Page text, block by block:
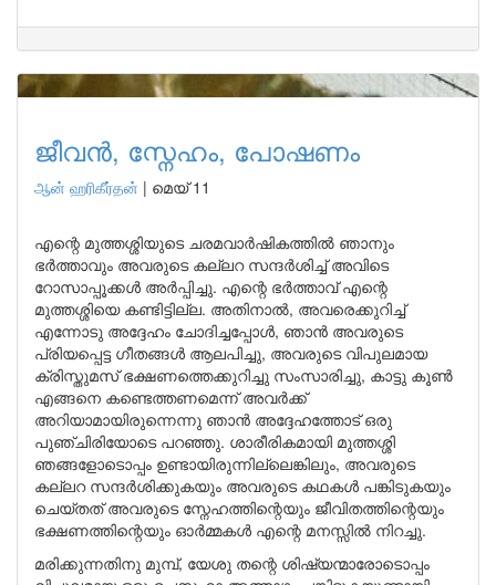
ജീവൻ, സ്നേഹം, പോഷണം
ஆன் ஹரிகீர்தன் | മെയ് 11
എന്റെ മുത്തശ്ശിയുടെ ചരമവാർഷികത്തിൽ ഞാനും
ഭർത്താവും അവരുടെ കല്ലറ സന്ദർശിച്ച് അവിടെ
റോസാപ്പൂക്കൾ അർപ്പിച്ചു. എന്റെ ഭർത്താവ് എന്റെ
മുത്തശ്ശിയെ കണ്ടിട്ടില്ല. അതിനാൽ, അവരെക്കുറിച്ച്
എന്നോടു അദ്ദേഹം ചോദിച്ചപ്പോൾ, ഞാൻ അവരുടെ
പ്രിയപ്പെട്ട ഗീതങ്ങൾ ആലപിച്ചു, അവരുടെ വിപുലമായ
ക്രിസ്തുമസ് ഭക്ഷണത്തെക്കുറിച്ചു സംസാരിച്ചു, കാട്ടു കൂൺ
എങ്ങനെ കണ്ടെത്തണമെന്ന് അവർക്ക്
അറിയാമായിരുന്നെന്നു ഞാൻ അദ്ദേഹത്തോട് ഒരു
പുഞ്ചിരിയോടെ പറഞ്ഞു. ശാരീരികമായി മുത്തശ്ശി
ഞങ്ങളോടൊപ്പം ഉണ്ടായിരുന്നില്ലെങ്കിലും, അവരുടെ
കല്ലറ സന്ദർശിക്കുകയും അവരുടെ കഥകൾ പങ്കിടുകയും
ചെയ്തത് അവരുടെ സ്നേഹത്തിന്റെയും ജീവിതത്തിന്റെയും
ഭക്ഷണത്തിന്റെയും ഓർമ്മകൾ എന്റെ മനസ്സിൽ നിറച്ചു.
മരിക്കുന്നതിനു മുമ്പ്, യേശു തന്റെ ശിഷ്യന്മാരോടൊപ്പം